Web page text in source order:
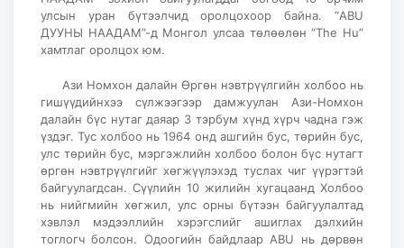
улсын уран бүтээлчид оролцохоор байна. “ABU
ДУУНЫ НААДАМ”-д Монгол улсаа төлөөлөн “The Hu”
хамтлаг оролцох юм.
Ази Номхон далайн Өргөн нэвтрүүлгийн холбоо нь
гишүүдийнхээ сүлжээгээр дамжуулан Ази-Номхон
далайн бүс нутаг даяар 3 тэрбум хүнд хүрч чадна гэж
үздэг. Тус холбоо нь 1964 онд ашгийн бус, төрийн бус,
улс төрийн бус, мэргэжлийн холбоо болон бүс нутагт
өргөн нэвтрүүлгийг хөгжүүлэхэд туслах чиг үүрэгтэй
байгуулагдсан. Сүүлийн 10 жилийн хугацаанд Холбоо
нь нийгмийн хөгжил, улс орны бүтээн байгуулалтад
хэвлэл мэдээллийн хэрэгслийг ашиглах дэлхийн
тоглогч болсон. Одоогийн байдлаар ABU нь дөрвөн